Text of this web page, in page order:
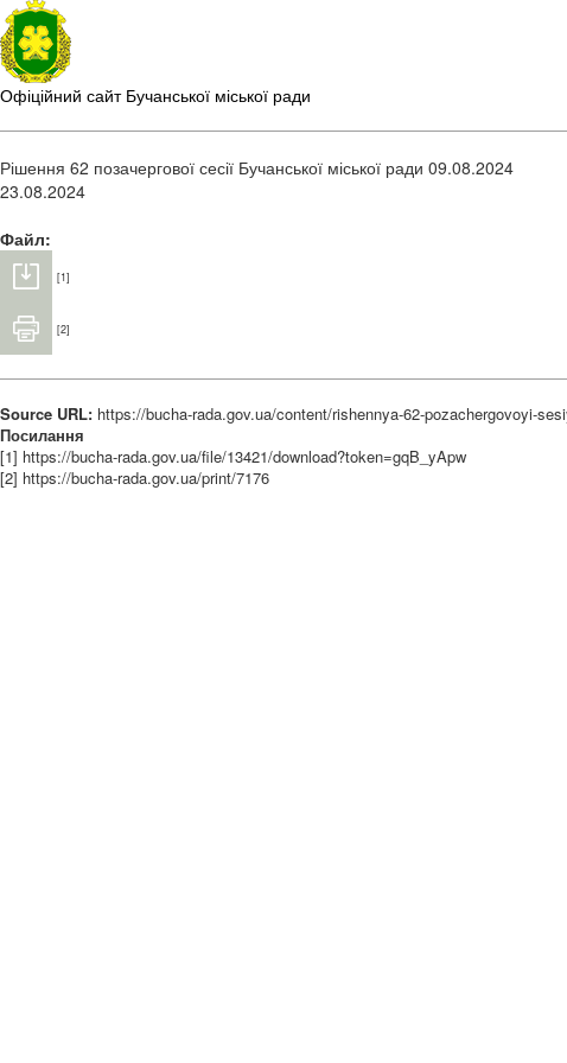
Офіційний сайт Бучанської міської ради
Рішення 62 позачергової сесії Бучанської міської ради 09.08.2024
23.08.2024
Файл:
[1]
[2]
Source URL: https://bucha-rada.gov.ua/content/rishennya-62-pozachergovoyi-
Посилання
[1] https://bucha-rada.gov.ua/file/13421/download?token=gqB_yApw
[2] https://bucha-rada.gov.ua/print/7176